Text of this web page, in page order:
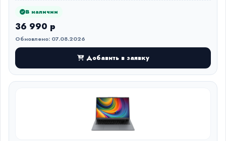
В наличии
36 990 р
Обновлено: 07.08.2026
Добавить в заявку